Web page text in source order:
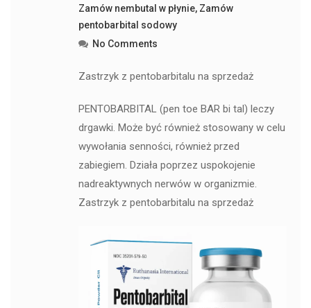
Zamów nembutal w płynie, Zamów
pentobarbital sodowy
No Comments
Zastrzyk z pentobarbitalu na sprzedaż
PENTOBARBITAL (pen toe BAR bi tal) leczy
drgawki. Może być również stosowany w celu
wywołania senności, również przed
zabiegiem. Działa poprzez uspokojenie
nadreaktywnych nerwów w organizmie.
Zastrzyk z pentobarbitalu na sprzedaż